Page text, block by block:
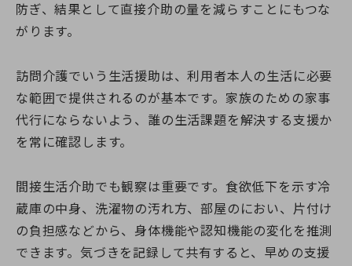
防ぎ、結果として直接介助の量を減らすことにもつな
がります。
訪問介護でいう生活援助は、利用者本人の生活に必要
な範囲で提供されるのが基本です。家族のための家事
代行にならないよう、誰の生活課題を解決する支援か
を常に確認します。
間接生活介助でも観察は重要です。食欲低下を示す冷
蔵庫の中身、洗濯物の汚れ方、部屋のにおい、片付け
の負担感などから、身体機能や認知機能の変化を推測
できます。気づきを記録して共有すると、早めの支援